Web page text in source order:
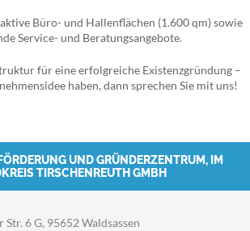
Büro- und Hallenflächen (1.600 qm) sowie
Service- und Beratungsangebote.
für eine erfolgreiche Existenzgründung –
haben, dann sprechen Sie mit uns!
UND GRÜNDERZENTRUM,
IM
TIRSCHENREUTH GMBH
6 G, 95652 Waldsassen